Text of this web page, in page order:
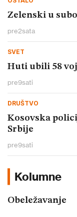
Zelenski u
pre2sata
SVET
pre9sati
DRUŠTVO
Kosovska
Srbije
pre9sati
Kolumne
Obeležavanje